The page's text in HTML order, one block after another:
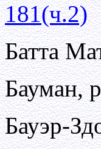
181(ч.2)
Батта
Бауман,
Бауэр-